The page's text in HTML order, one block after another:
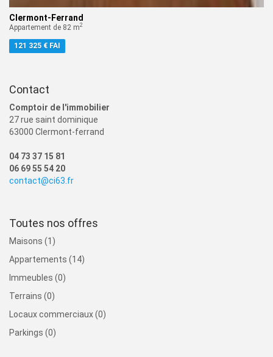
Clermont-Ferrand
Appartement de 82 m2
121 325 € FAI
Contact
Comptoir de l'immobilier
27 rue saint dominique
63000 Clermont-ferrand
04 73 37 15 81
06 69 55 54 20
contact@ci63.fr
Toutes nos offres
Maisons (1)
Appartements (14)
Immeubles (0)
Terrains (0)
Locaux commerciaux (0)
Parkings (0)